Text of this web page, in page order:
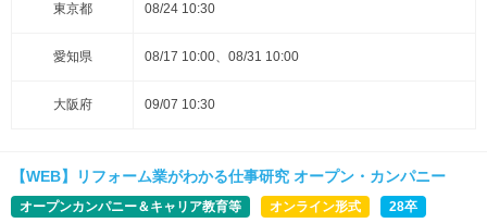
東京都 08/24 10:30
愛知県 08/17 10:00、08/31 10:00
大阪府 09/07 10:30
【WEB】リフォーム業がわかる仕事研究 オープン・カンパニー
オープンカンパニー＆キャリア教育等 オンライン形式
28卒